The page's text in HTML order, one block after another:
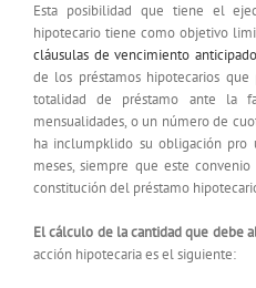
Esta posibilidad que tiene el
hipotecario tiene como objetivo
cláusulas de vencimiento anticipado
de los préstamos hipotecarios
totalidad de préstamo ante la
mensualidades, o un número de
ha inclumpklido su obligación pro
meses, siempre que este
constitución del préstamo
El cálculo de la cantidad que debe
acción hipotecaria es el siguiente: